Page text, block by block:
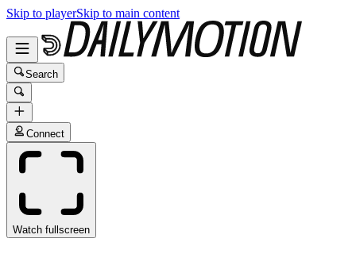
Skip to playerSkip to main content
Search
Connect
Watch fullscreen